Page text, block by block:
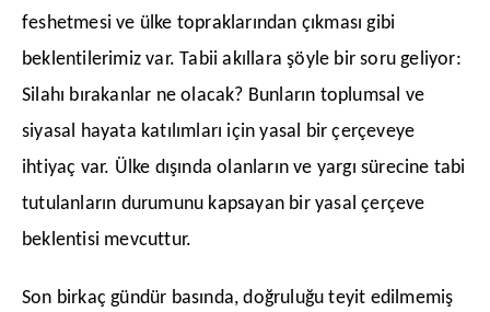
feshetmesi ve ülke topraklarından çıkması gibi
beklentilerimiz var. Tabii akıllara şöyle bir soru geliyor:
Silahı bırakanlar ne olacak? Bunların toplumsal ve
siyasal hayata katılımları için yasal bir çerçeveye
ihtiyaç var. Ülke dışında olanların ve yargı sürecine tabi
tutulanların durumunu kapsayan bir yasal çerçeve
beklentisi mevcuttur.
​Son birkaç gündür basında, doğruluğu teyit edilmemiş